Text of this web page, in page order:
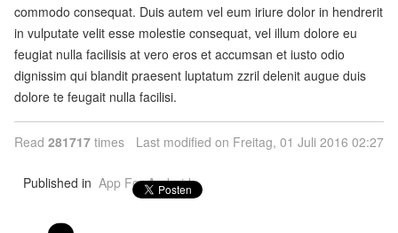
commodo consequat. Duis autem vel eum iriure dolor in hendrerit
in vulputate velit esse molestie consequat, vel illum dolore eu
feugiat nulla facilisis at vero eros et accumsan et iusto odio
dignissim qui blandit praesent luptatum zzril delenit augue duis
dolore te feugait nulla facilisi.
Read 281717 times Last modified on Freitag, 01 Juli 2016 02:27
Published in App For Android